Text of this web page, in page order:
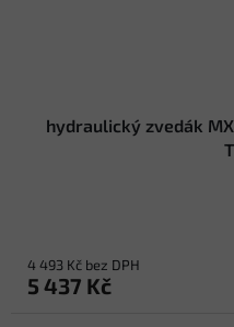
hydraulický zvedák
4 493 Kč bez DPH
5 437 Kč